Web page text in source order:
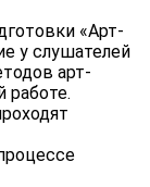
«Арт-
у слушателей
арт-
работе.